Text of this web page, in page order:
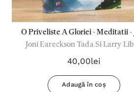
O Priveliste A Gloriei - Meditatii -
Earekson Tada
Joni Eareckson Tada Si Larry
40,00lei
Adaugă în coș